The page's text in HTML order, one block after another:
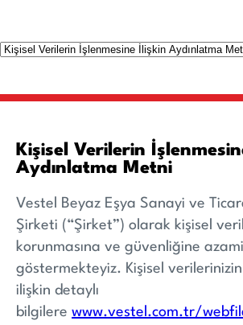
Kişisel Verilerin
Aydınlatma Metni
Vestel Beyaz Eşya Sanayi ve
Şirketi (“Şirket”) olarak kişisel
korunmasına ve güvenliğine
göstermekteyiz. Kişisel
ilişkin detaylı
bilgilere www.vestel.com.tr/